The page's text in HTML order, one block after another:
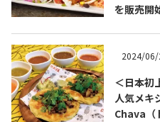
を販売開
2024/
＜日本初
人気メキ
Chava（